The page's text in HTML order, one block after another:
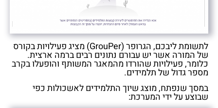
לתשומת ליבכם, הגרופר (GrouPer) מציג פעילויות בקורס
של המורה אשר יש עבורם נתונים רבים ברמה ארצית.
כלומר, פעילויות שהורדו מהמאגר המשותף והופעלו בקרב
מספר גדול של תלמידים.
במסך שנפתח, מוצג שיוך התלמידים לאשכולות כפי
שבוצע על ידי המערכת: